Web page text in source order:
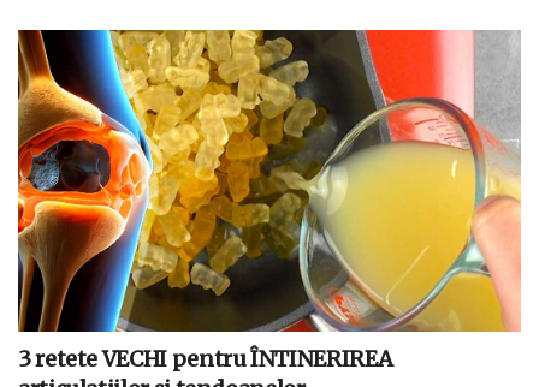
3 retete VECHI pentru ÎNTINERIREA